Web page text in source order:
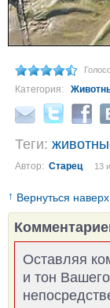
Категория:
Теги:
Автор: Старец 13
↑ Вернуться наверх
Оставляя
и тон